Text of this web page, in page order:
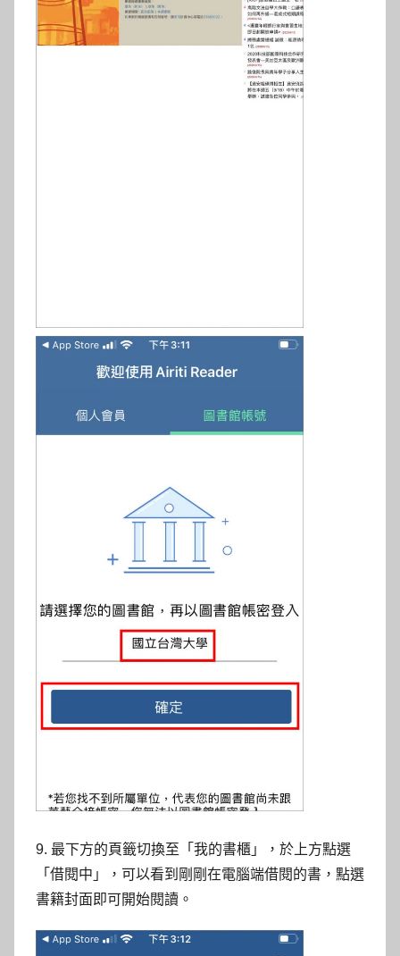
9. 最下方的頁籤切換至「我的書櫃」，於上方點選
「借閱中」，可以看到剛剛在電腦端借閱的書，點選
書籍封面即可開始閱讀。